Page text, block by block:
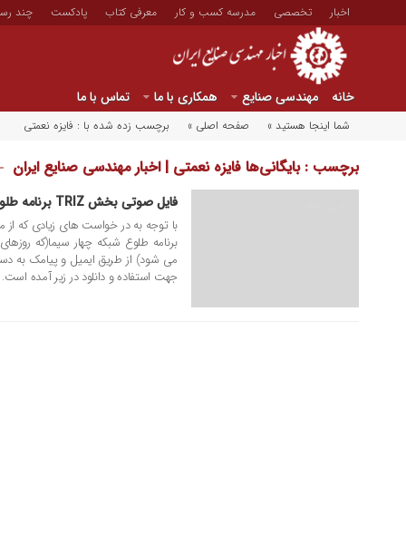
اخبار تخصصی مدرسه کسب و کار معرفی کتاب پادکست چند
خانه مهندسی صنایع همکاری با ما تماس با ما
شما اینجا هستید » صفحه اصلی » برچسب زده شده با : فایزه نعمتی
برچسب : بایگانی‌ها فایزه نعمتی | اخبار مهندسی صنایع ایران
فایل صوتی بخش TRIZ برنامه طلوع شبکه چهار سیما
با توجه به در خواست های زیادی که از
برنامه طلوع شبکه چهار سیما(که
می شود) از طریق ایمیل و پیامک به
جهت استفاده و دانلود در زیر آمده